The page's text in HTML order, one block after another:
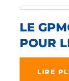
LE
POUR
LIRE